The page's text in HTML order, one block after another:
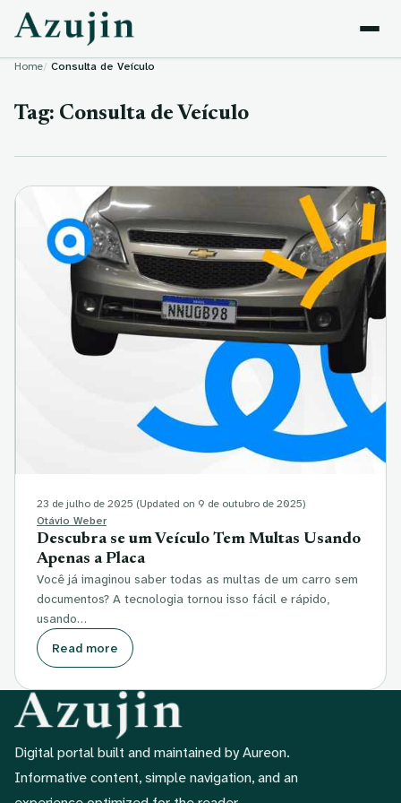
Skip to content
Home Consulta de Veículo
Tag: Consulta de Veículo
23 de julho de 2025 (Updated on 9 de outubro de 2025)
Otávio Weber
Descubra se um Veículo Tem Multas Usando
Apenas a Placa
Você já imaginou saber todas as multas de um carro sem
documentos? A tecnologia tornou isso fácil e rápido,
usando…
Read more
Digital portal built and maintained by Aureon.
Informative content, simple navigation, and an